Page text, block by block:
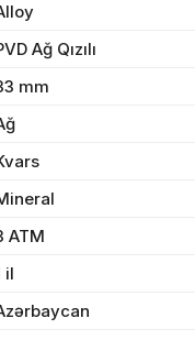
Ağ Qızılı
mm
ATM
il
məbləğ